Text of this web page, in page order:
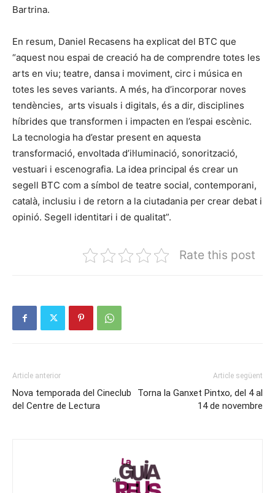
Bartrina.
En resum, Daniel Recasens ha explicat del BTC que
“aquest nou espai de creació ha de comprendre totes les
arts en viu; teatre, dansa i moviment, circ i música en
totes les seves variants. A més, ha d’incorporar noves
tendències, arts visuals i digitals, és a dir, disciplines
híbrides que transformen i impacten en l’espai escènic.
La tecnologia ha d’estar present en aquesta
transformació, envoltada d’il·luminació, sonorització,
vestuari i escenografia. La idea principal és crear un
segell BTC com a símbol de teatre social, contemporani,
català, inclusiu i de retorn a la ciutadania per crear debat i
opinió. Segell identitari i de qualitat”.
Rate this post
Article anterior
Nova temporada del Cineclub
del Centre de Lectura
Article següent
Torna la Ganxet Pintxo, del 4 al
14 de novembre